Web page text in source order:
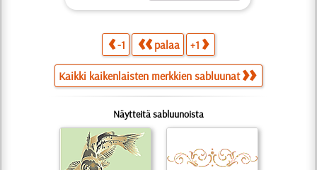
-1 palaa +1
Kaikki kaikenlaisten merkkien sabluunat
Näytteitä sabluunoista